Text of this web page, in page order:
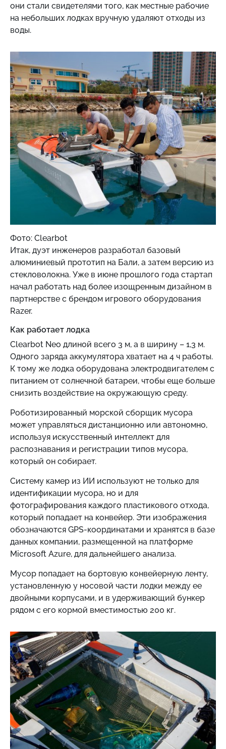
они стали свидетелями того, как местные рабочие
на небольших лодках вручную удаляют отходы из
воды.
Фото: Clearbot
Итак, дуэт инженеров разработал базовый
алюминиевый прототип на Бали, а затем версию из
стекловолокна. Уже в июне прошлого года стартап
начал работать над более изощренным дизайном в
партнерстве с брендом игрового оборудования
Razer.
Как работает лодка
Clearbot Neo длиной всего 3 м, а в ширину – 1,3 м.
Одного заряда аккумулятора хватает на 4 ч работы.
К тому же лодка оборудована электродвигателем с
питанием от солнечной батареи, чтобы еще больше
снизить воздействие на окружающую среду.
Роботизированный морской сборщик мусора
может управляться дистанционно или автономно,
используя искусственный интеллект для
распознавания и регистрации типов мусора,
который он собирает.
Систему камер из ИИ используют не только для
идентификации мусора, но и для
фотографирования каждого пластикового отхода,
который попадает на конвейер. Эти изображения
обозначаются GPS-координатами и хранятся в базе
данных компании, размещенной на платформе
Microsoft Azure, для дальнейшего анализа.
Мусор попадает на бортовую конвейерную ленту,
установленную у носовой части лодки между ее
двойными корпусами, и в удерживающий бункер
рядом с его кормой вместимостью 200 кг.